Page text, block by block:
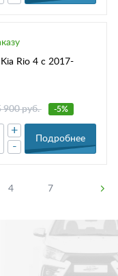
Rio 4 с 2017-
900 руб. -5%
-
+
Подробнее
4 7